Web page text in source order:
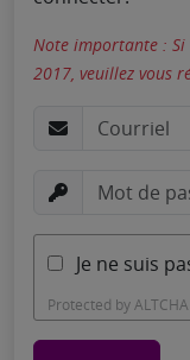
Note importante : Si
2017, veuillez vous
Je ne suis
Protected byALTCHA